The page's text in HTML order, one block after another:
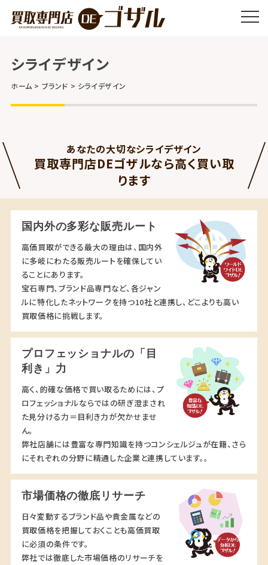
シライデザイン
ホーム ブランド シライデザイン
あなたの大切なシライデザイン
買取専門店DEゴザルなら高く買い取
ります
国内外の多彩な販売ルート
高価買取ができる最大の理由は、国内外
に多岐にわたる販売ルートを確保してい
ることにあります。
宝石専門、ブランド品専門など、各ジャン
ルに特化したネットワークを持つ10社と連携し、どこよりも高い
買取価格に挑戦します。
プロフェッショナルの「目
利き」力
高く、的確な価格で買い取るためには、プ
ロフェッショナルならではの研ぎ澄まされ
た見分ける力＝目利き力が欠かせませ
ん。
弊社店舗には豊富な専門知識を持つコンシェルジュが在籍、さら
にそれぞれの分野に精通した企業と連携しています。。
市場価格の徹底リサーチ
日々変動するブランド品や貴金属などの
買取価格を把握しておくことも高価買取
に必須の条件です。
弊社では徹底した市場価格のリサーチを